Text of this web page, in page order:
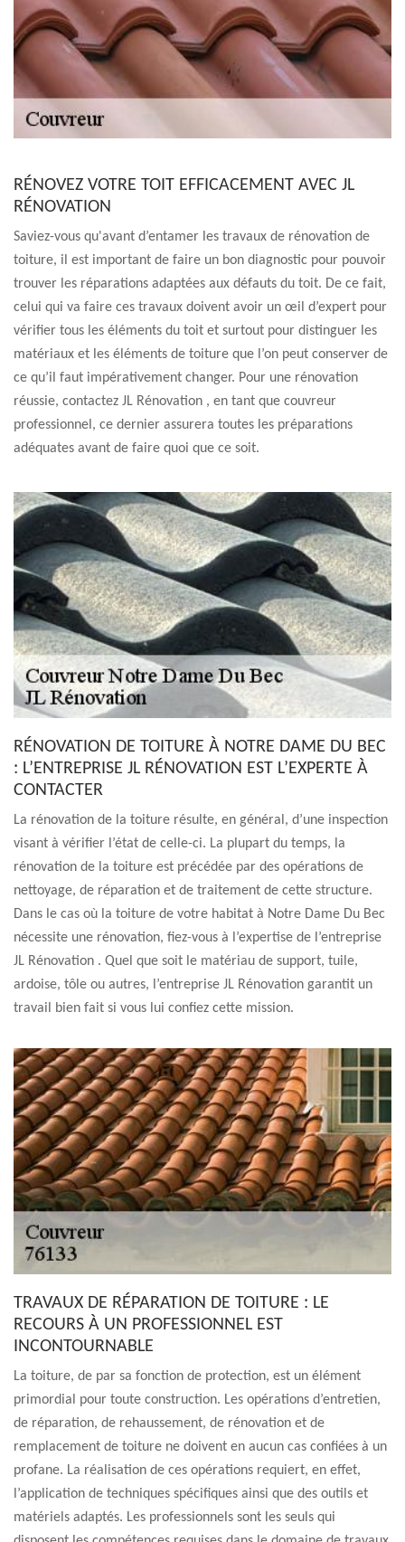
RÉNOVEZ VOTRE TOIT EFFICACEMENT AVEC JL
RÉNOVATION
Saviez-vous qu'avant d’entamer les travaux de rénovation de
toiture, il est important de faire un bon diagnostic pour pouvoir
trouver les réparations adaptées aux défauts du toit. De ce fait,
celui qui va faire ces travaux doivent avoir un œil d’expert pour
vérifier tous les éléments du toit et surtout pour distinguer les
matériaux et les éléments de toiture que l’on peut conserver de
ce qu’il faut impérativement changer. Pour une rénovation
réussie, contactez JL Rénovation , en tant que couvreur
professionnel, ce dernier assurera toutes les préparations
adéquates avant de faire quoi que ce soit.
RÉNOVATION DE TOITURE À NOTRE DAME DU BEC
: L’ENTREPRISE JL RÉNOVATION EST L’EXPERTE À
CONTACTER
La rénovation de la toiture résulte, en général, d’une inspection
visant à vérifier l’état de celle-ci. La plupart du temps, la
rénovation de la toiture est précédée par des opérations de
nettoyage, de réparation et de traitement de cette structure.
Dans le cas où la toiture de votre habitat à Notre Dame Du Bec
nécessite une rénovation, fiez-vous à l’expertise de l’entreprise
JL Rénovation . Quel que soit le matériau de support, tuile,
ardoise, tôle ou autres, l’entreprise JL Rénovation garantit un
travail bien fait si vous lui confiez cette mission.
TRAVAUX DE RÉPARATION DE TOITURE : LE
RECOURS À UN PROFESSIONNEL EST
INCONTOURNABLE
La toiture, de par sa fonction de protection, est un élément
primordial pour toute construction. Les opérations d’entretien,
de réparation, de rehaussement, de rénovation et de
remplacement de toiture ne doivent en aucun cas confiées à un
profane. La réalisation de ces opérations requiert, en effet,
l’application de techniques spécifiques ainsi que des outils et
matériels adaptés. Les professionnels sont les seuls qui